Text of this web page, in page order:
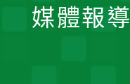
媒體報導